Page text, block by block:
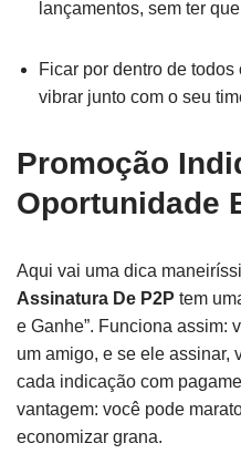
lançamentos, sem ter
Ficar por dentro de
vibrar junto com o seu
Promoção
Oportunidade
Aqui vai uma dica
Assinatura De P2P tem
e Ganhe”. Funciona assim:
um amigo, e se ele assinar,
cada indicação com
vantagem: você pode
economizar grana.